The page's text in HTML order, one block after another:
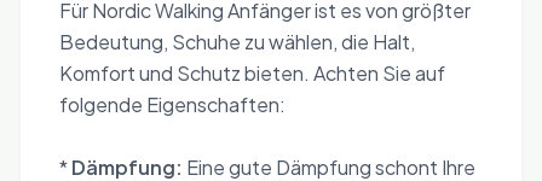
Für Nordic Walking Anfänger ist es von größter
Bedeutung, Schuhe zu wählen, die Halt,
Komfort und Schutz bieten. Achten Sie auf
folgende Eigenschaften:
*Dämpfung: Eine gute Dämpfung schont Ihre